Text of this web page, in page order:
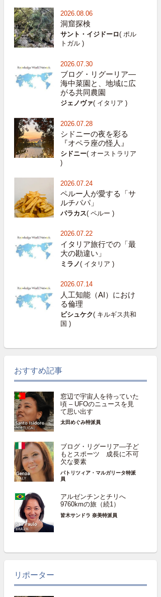
2026.08.06
洞窟探検
サント・イジドーロ( ポル
トガル )
2026.07.30
ブログ・リグーリア―
海中菜園と、地域に広
がる共同農園
ジェノヴァ( イタリア )
2026.07.28
シドニーの夜を彩る
『オペラ座の怪人』
シドニー( オーストラリア
)
2026.07.24
ペルー人が愛する「サ
ルチパパ」
パラカス( ペルー )
2026.07.22
イタリア旅行での「最
大の勘違い」
ミラノ( イタリア )
2026.07.14
人工知能（AI）におけ
る倫理
ビシュケク( キルギス共和
国 )
おすすめ記事
窓辺で宇宙人を待っていた
頃 – UFOのニュースを見
て思い出す
太田めぐみ特派員
ブログ・リグーリア―子ど
もとスポーツ 成長に不可
欠な要素
パトリツィア・マルガリータ特派
員
アルゼンチンとチリへ
9760kmの旅（続1）
皆木サンドラ 奈美特派員
リポーター